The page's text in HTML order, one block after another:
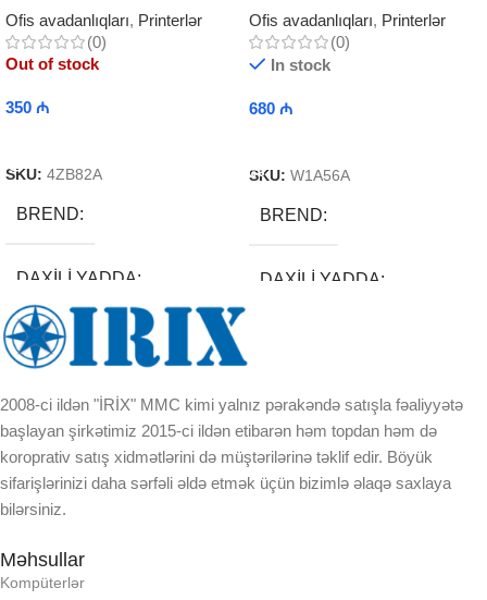
Ofis avadanlıqları, Printerlər
(0)
Out of stock
350 ₼
SKU: 4ZB82A
BREND
DAXILI YADDA
EKRAN
KORPUSUN RNGI:
LCD
Ofis avadanlıqları, Printerlər
(0)
In stock
680 ₼
SKU: W1A56A
BREND
DAXILI YADDA
KORPUSUN RNGI:
2008-ci ildən "İRİX" MMC kimi yalnız pərakəndə satışla fəaliyyətə
başlayan şirkətimiz 2015-ci ildən etibarən həm topdan həm də
koroprativ satış xidmətlərini də müştərilərinə təklif edir. Böyük
sifarişlərinizi daha sərfəli əldə etmək üçün bizimlə əlaqə saxlaya
bilərsiniz.
Məhsullar
Kompüterlər